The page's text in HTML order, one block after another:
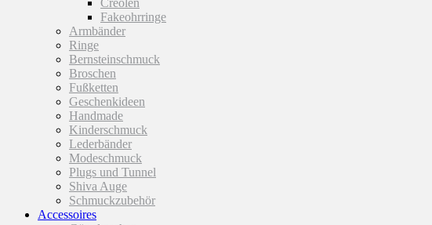
Creolen
Fakeohrringe
Armbänder
Ringe
Bernsteinschmuck
Broschen
Fußketten
Geschenkideen
Handmade
Kinderschmuck
Lederbänder
Modeschmuck
Plugs und Tunnel
Shiva Auge
Schmuckzubehör
Accessoires